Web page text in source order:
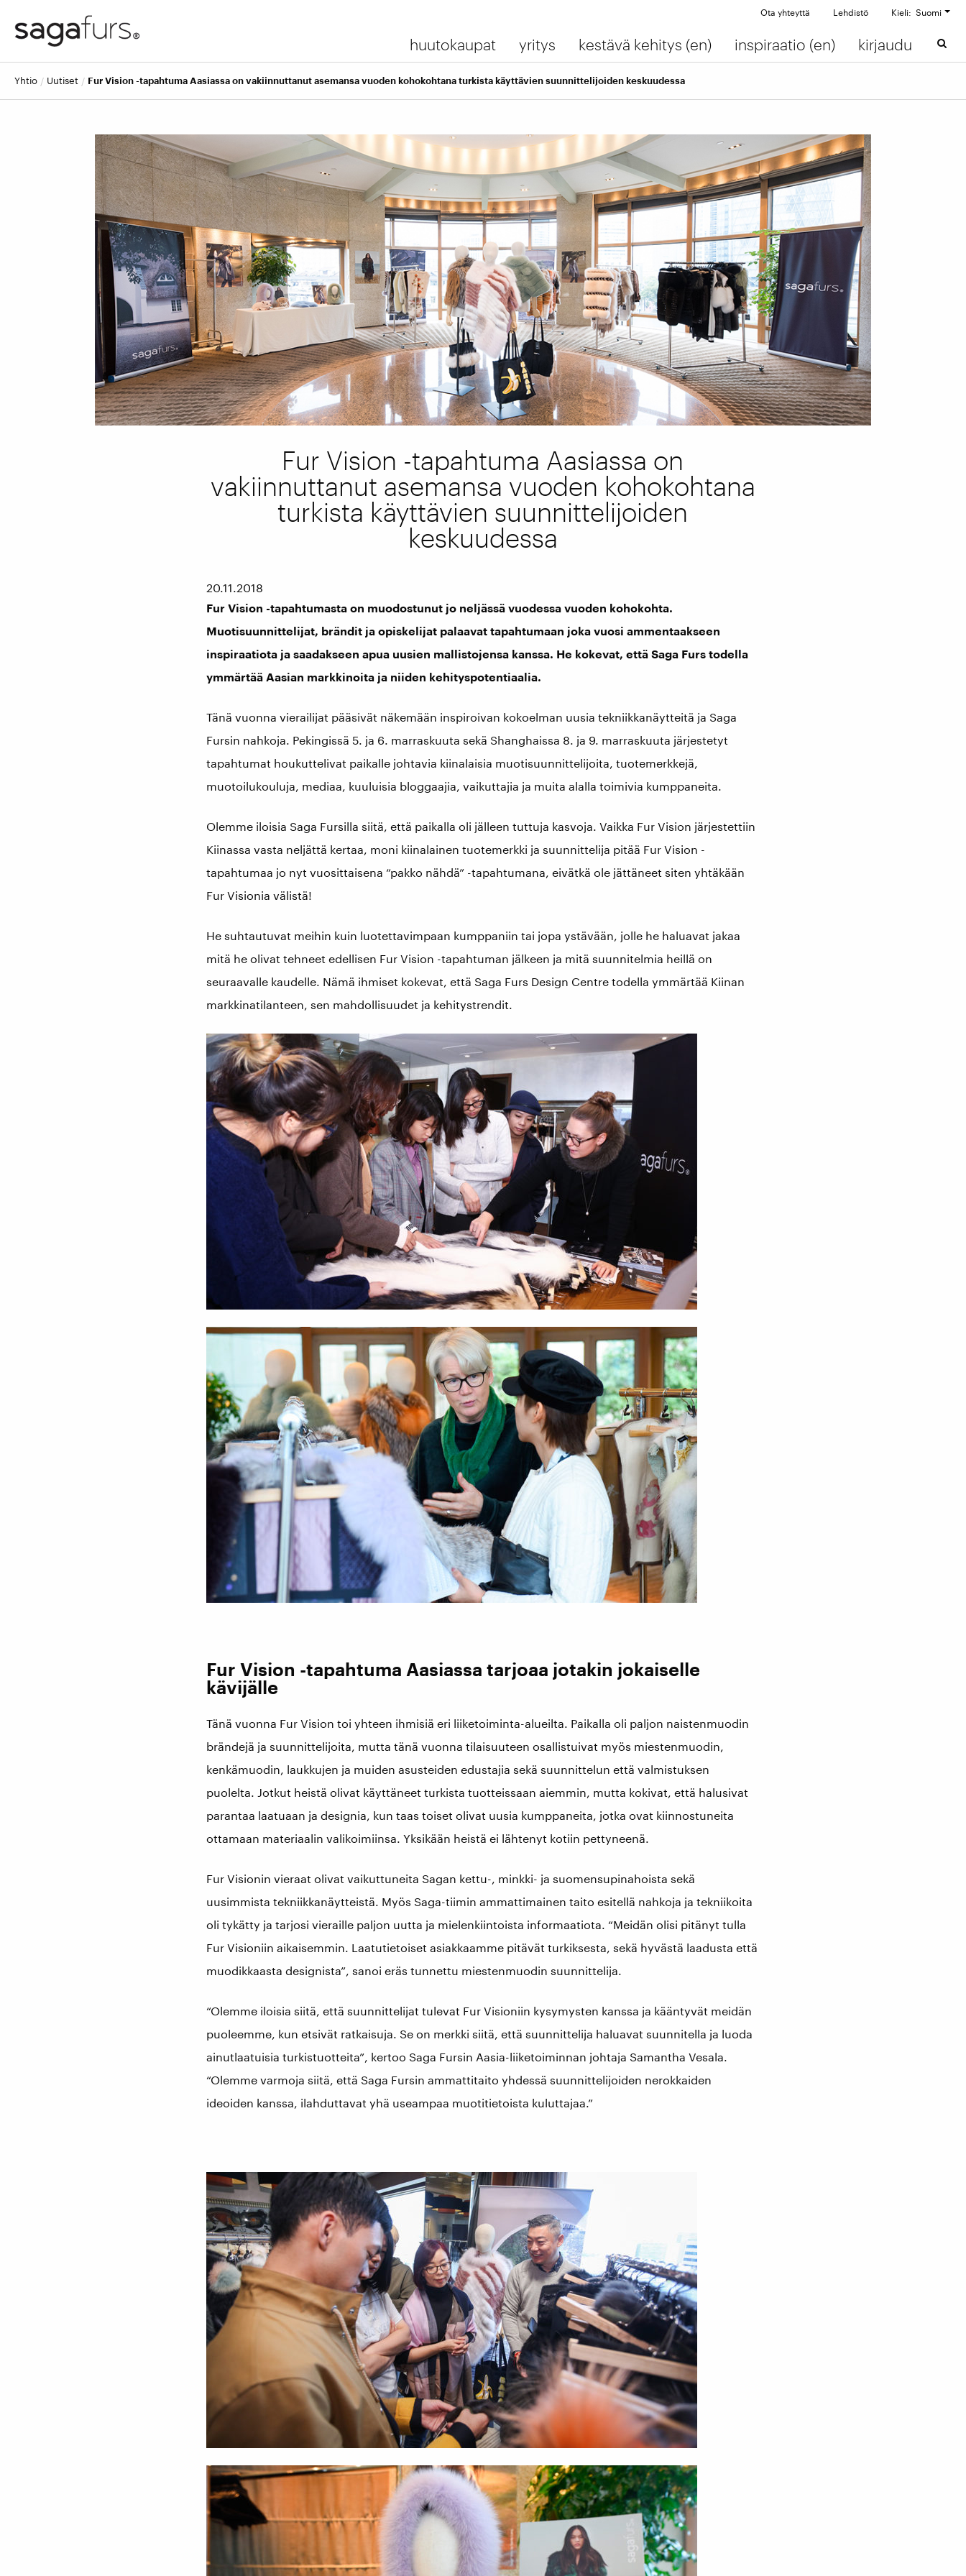
Ota yhteyttä Lehdistö Kieli: Suomi
huutokaupat yritys kestävä kehitys (en) inspiraatio (en) kirjaudu
yhtio uutiset Fur Vision -tapahtuma Aasiassa on vakiinnuttanut asemansa vuoden kohokohtana turkista käyttävien suunnittelijoiden keskuudessa
Fur Vision -tapahtuma Aasiassa on
vakiinnuttanut asemansa vuoden kohokohtana
turkista käyttävien suunnittelijoiden
keskuudessa
20.11.2018
Fur Vision -tapahtumasta on muodostunut jo neljässä vuodessa vuoden kohokohta.
Muotisuunnittelijat, brändit ja opiskelijat palaavat tapahtumaan joka vuosi ammentaakseen
inspiraatiota ja saadakseen apua uusien mallistojensa kanssa. He kokevat, että Saga Furs todella
ymmärtää Aasian markkinoita ja niiden kehityspotentiaalia.
Tänä vuonna vierailijat pääsivät näkemään inspiroivan kokoelman uusia tekniikkanäytteitä ja Saga
Fursin nahkoja. Pekingissä 5. ja 6. marraskuuta sekä Shanghaissa 8. ja 9. marraskuuta järjestetyt
tapahtumat houkuttelivat paikalle johtavia kiinalaisia ​​muotisuunnittelijoita, tuotemerkkejä,
muotoilukouluja, mediaa, kuuluisia bloggaajia, vaikuttajia ja muita alalla toimivia kumppaneita.
Olemme iloisia Saga Fursilla siitä, että paikalla oli jälleen tuttuja kasvoja. Vaikka Fur Vision järjestettiin
Kiinassa vasta neljättä kertaa, moni kiinalainen tuotemerkki ja suunnittelija pitää Fur Vision -
tapahtumaa jo nyt vuosittaisena “pakko nähdä” -tapahtumana, eivätkä ole jättäneet siten yhtäkään
Fur Visionia välistä!
He suhtautuvat meihin kuin luotettavimpaan kumppaniin tai jopa ystävään, jolle he haluavat jakaa
mitä he olivat tehneet edellisen Fur Vision -tapahtuman jälkeen ja mitä suunnitelmia heillä on
seuraavalle kaudelle. Nämä ihmiset kokevat, että Saga Furs Design Centre todella ymmärtää Kiinan
markkinatilanteen, sen mahdollisuudet ja kehitystrendit.
Fur Vision -tapahtuma Aasiassa tarjoaa jotakin jokaiselle
kävijälle
Tänä vuonna Fur Vision toi yhteen ihmisiä eri liiketoiminta-alueilta. Paikalla oli paljon naistenmuodin
brändejä ja suunnittelijoita, mutta tänä vuonna tilaisuuteen osallistuivat myös miestenmuodin,
kenkämuodin, laukkujen ja muiden asusteiden edustajia sekä suunnittelun että valmistuksen
puolelta. Jotkut heistä olivat käyttäneet turkista tuotteissaan aiemmin, mutta kokivat, että halusivat
parantaa laatuaan ja designia, kun taas toiset olivat uusia kumppaneita, jotka ovat kiinnostuneita
ottamaan materiaalin valikoimiinsa. Yksikään heistä ei lähtenyt kotiin pettyneenä.
Fur Visionin vieraat olivat vaikuttuneita Sagan kettu-, minkki- ja suomensupinahoista sekä
uusimmista tekniikkanäytteistä. Myös Saga-tiimin ammattimainen taito esitellä nahkoja ja tekniikoita
oli tykätty ja tarjosi vieraille paljon uutta ja mielenkiintoista informaatiota. “Meidän olisi pitänyt tulla
Fur Visioniin aikaisemmin. Laatutietoiset asiakkaamme pitävät turkiksesta, sekä hyvästä laadusta että
muodikkaasta designista”, sanoi eräs tunnettu miestenmuodin suunnittelija.
“Olemme iloisia siitä, että suunnittelijat tulevat Fur Visioniin kysymysten kanssa ja kääntyvät meidän
puoleemme, kun etsivät ratkaisuja. Se on merkki siitä, että suunnittelija haluavat suunnitella ja luoda
ainutlaatuisia turkistuotteita”, kertoo Saga Fursin Aasia-liiketoiminnan johtaja Samantha Vesala.
“Olemme varmoja siitä, että Saga Fursin ammattitaito yhdessä suunnittelijoiden nerokkaiden
ideoiden kanssa, ilahduttavat yhä useampaa muotitietoista kuluttajaa.”